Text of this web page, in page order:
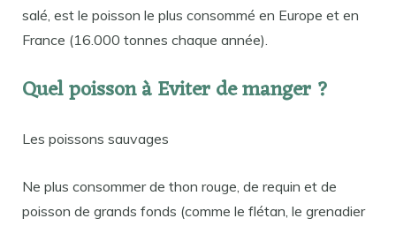
salé, est le poisson le plus consommé en Europe et en
France (16.000 tonnes chaque année).
Quel poisson à Eviter de manger ?
Les poissons sauvages
Ne plus consommer de thon rouge, de requin et de
poisson de grands fonds (comme le flétan, le grenadier